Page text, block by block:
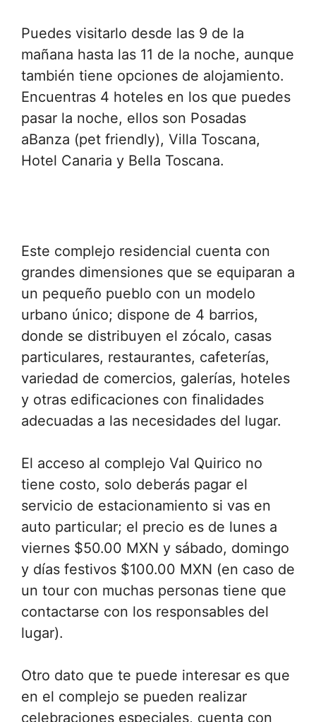
Puedes visitarlo desde las 9 de la
mañana hasta las 11 de la noche, aunque
también tiene opciones de alojamiento.
Encuentras 4 hoteles en los que puedes
pasar la noche, ellos son Posadas
aBanza (pet friendly), Villa Toscana,
Hotel Canaria y Bella Toscana.
Este complejo residencial cuenta con
grandes dimensiones que se equiparan a
un pequeño pueblo con un modelo
urbano único; dispone de 4 barrios,
donde se distribuyen el zócalo, casas
particulares, restaurantes, cafeterías,
variedad de comercios, galerías, hoteles
y otras edificaciones con finalidades
adecuadas a las necesidades del lugar.
El acceso al complejo Val Quirico no
tiene costo, solo deberás pagar el
servicio de estacionamiento si vas en
auto particular; el precio es de lunes a
viernes $50.00 MXN y sábado, domingo
y días festivos $100.00 MXN (en caso de
un tour con muchas personas tiene que
contactarse con los responsables del
lugar).
Otro dato que te puede interesar es que
en el complejo se pueden realizar
celebraciones especiales, cuenta con